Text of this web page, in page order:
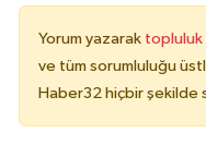
Yorum yazarak topluluk
ve tüm sorumluluğu
Haber32 hiçbir şekilde